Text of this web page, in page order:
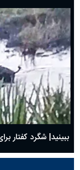
ببینید| شگرد کفتار